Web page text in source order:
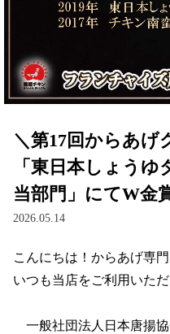
＼第17回からあげ
「東日本しょう
当部門」にてW金
2026.05.14
こんにちは！からあげ専
いつも当店をご利用いた
一般社団法人日本唐揚